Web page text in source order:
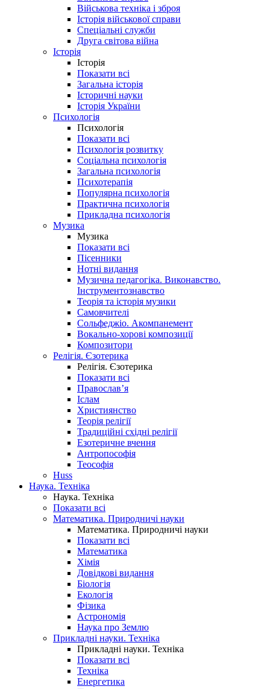
Військова техніка і зброя
Історія військової справи
Спеціальні служби
Друга світова війна
Історія
Історія
Показати всі
Загальна історія
Історичні науки
Історія України
Психологія
Психологія
Показати всі
Психологія розвитку
Соціальна психологія
Загальна психологія
Психотерапія
Популярна психологія
Практична психологія
Прикладна психологія
Музика
Музика
Показати всі
Пісенники
Нотні видання
Музична педагогіка. Виконавство.
Інструментознавство
Теорія та історія музики
Самовчителі
Сольфеджіо. Акомпанемент
Вокально-хорові композиції
Композитори
Релігія. Єзотерика
Релігія. Єзотерика
Показати всі
Православ’я
Іслам
Християнство
Теорія релігії
Традиційні східні релігії
Езотеричне вчення
Антропософія
Теософія
Huss
Наука. Техніка
Наука. Техніка
Показати всі
Математика. Природничі науки
Математика. Природничі науки
Показати всі
Математика
Хімія
Довідкові видання
Біологія
Екологія
Фізика
Астрономія
Наука про Землю
Прикладні науки. Техніка
Прикладні науки. Техніка
Показати всі
Техніка
Енергетика